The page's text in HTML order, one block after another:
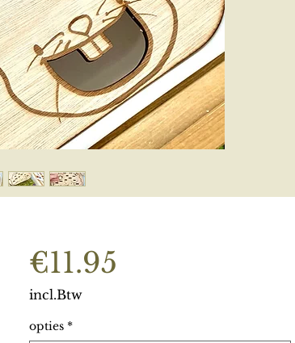
€11.95
incl.Btw
opties *